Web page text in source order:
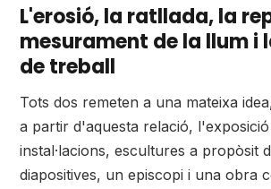
L'erosió, la ratllada, la
mesurament de la llum i
de treball
Tots dos remeten a una mateixa
a partir d'aquesta relació,
instal·lacions, escultures a propòsit
diapositives, un episcopi i una obra